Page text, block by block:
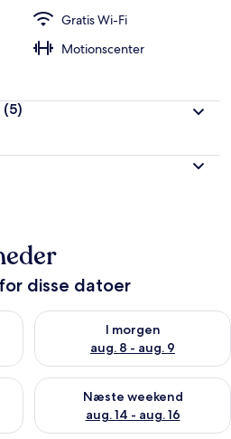
Gratis Wi-Fi
Motionscenter
(5)
disse datoer
aug. 7 - aug. 8
I morgen
aug. 8 - aug. 9
Tjek tilgængelighed for i
weekend aug. 7 - aug. 9
Næste weekend
aug. 14 - aug. 16
Tjek tilgængelighed for næste